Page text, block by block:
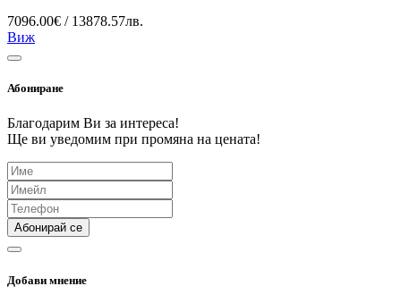
7096.00€ / 13878.57лв.
Виж
Абониране
Благодарим Ви за интереса!
Ще ви уведомим при промяна на цената!
Абонирай се
Добави мнение